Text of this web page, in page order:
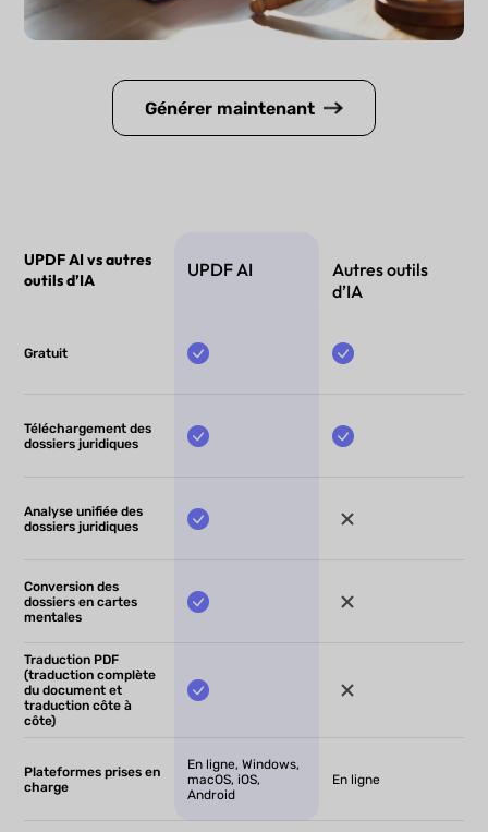
Générer maintenant
UPDF AI vs autres
outils d’IA
UPDF AI
Autres outils
d’IA
Gratuit
Téléchargement des
dossiers juridiques
Analyse unifiée des
dossiers juridiques
Conversion des
dossiers en cartes
mentales
Traduction PDF
(traduction complète
du document et
traduction côte à
côte)
Plateformes prises en
charge
En ligne, Windows,
macOS, iOS,
Android
En ligne